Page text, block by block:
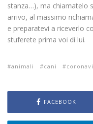
stanza…), ma chiamatelo
arrivo, al massimo
e preparatevi a riceverlo
stuferete prima voi di lui.
animali cani
FACEBOOK